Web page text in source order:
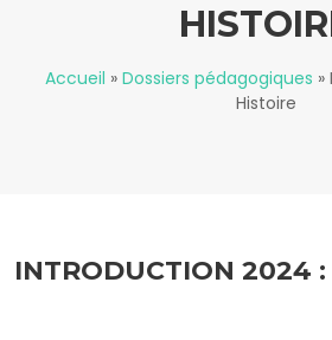
Accueil » Dossiers pédagogiques »
Histoire
INTRODUCTION 2024 :